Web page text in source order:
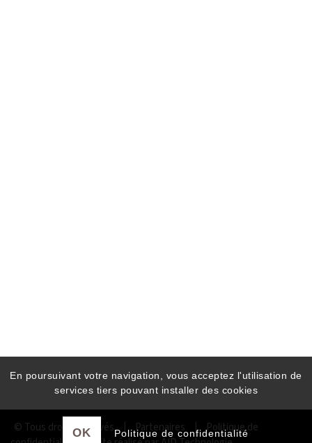
En poursuivant votre navigation, vous acceptez l'utilisation de
services tiers pouvant installer des cookies
OK Politique de confidentialité
© Tous droits réservés Partenaires |
Politique de